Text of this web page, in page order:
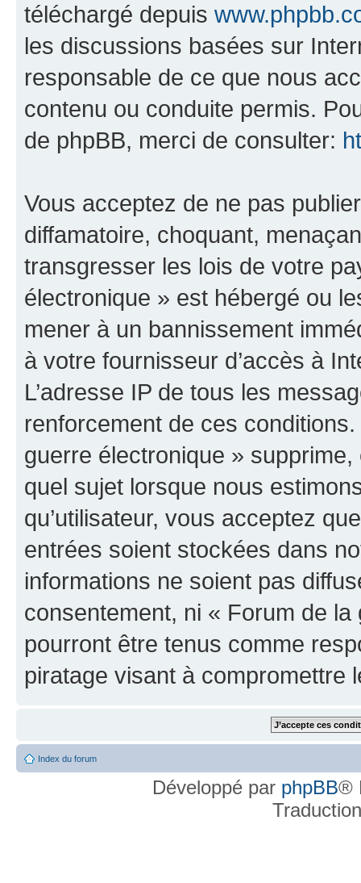
téléchargé depuis
les discussions basées sur
responsable de ce que nous
contenu ou conduite permis.
de phpBB, merci de consulter:
Vous acceptez de ne pas
diffamatoire, choquant,
transgresser les lois de votre
électronique » est hébergé ou
mener à un bannissement
à votre fournisseur d’accès à
L’adresse IP de tous les
renforcement de ces
guerre électronique »
quel sujet lorsque nous
qu’utilisateur, vous acceptez
entrées soient stockées dans
informations ne soient pas
consentement, ni « Forum de
pourront être tenus comme
piratage visant à compromettre
Index du forum
Développé par phpBB®